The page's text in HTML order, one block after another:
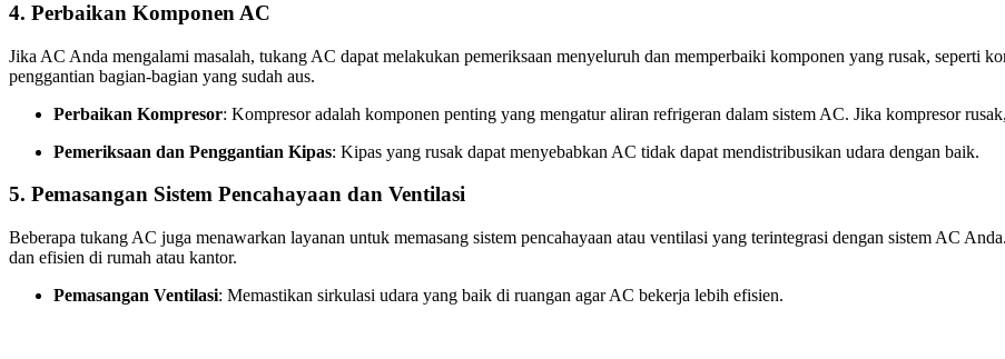
4. Perbaikan Komponen AC
Jika AC Anda mengalami masalah, tukang AC dapat melakukan pemeriksaan menyeluruh dan memperbaiki komponen yang rusak, seperti
penggantian bagian-bagian yang sudah aus.
Perbaikan Kompresor: Kompresor adalah komponen penting yang mengatur aliran refrigeran dalam sistem AC. Jika kompresor
Pemeriksaan dan Penggantian Kipas: Kipas yang rusak dapat menyebabkan AC tidak dapat mendistribusikan udara dengan baik.
5. Pemasangan Sistem Pencahayaan dan Ventilasi
Beberapa tukang AC juga menawarkan layanan untuk memasang sistem pencahayaan atau ventilasi yang terintegrasi dengan sistem AC
dan efisien di rumah atau kantor.
Pemasangan Ventilasi: Memastikan sirkulasi udara yang baik di ruangan agar AC bekerja lebih efisien.